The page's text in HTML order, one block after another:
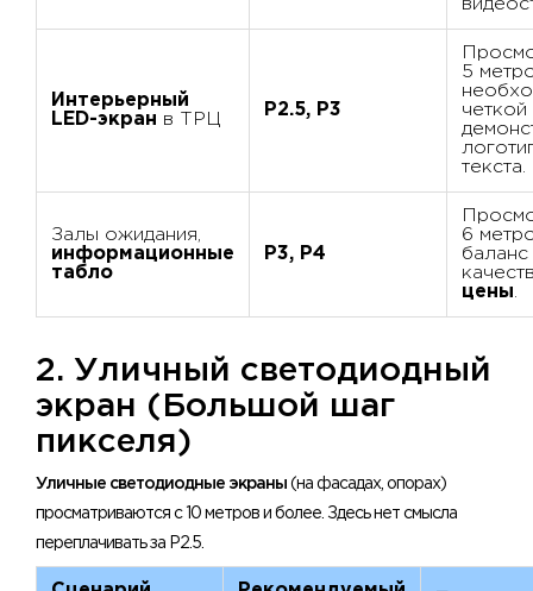
Интерьерный
LED-экран в ТРЦ
P2.5, P3
5
четкой
текста.
Залы ожидания,
информационные
табло
P3, P4
6
баланс
цены.
2. Уличный светодиодный
экран (Большой шаг
пикселя)
Уличные светодиодные экраны (на фасадах, опорах)
просматриваются с 10 метров и более. Здесь нет смысла
переплачивать за P2.5.